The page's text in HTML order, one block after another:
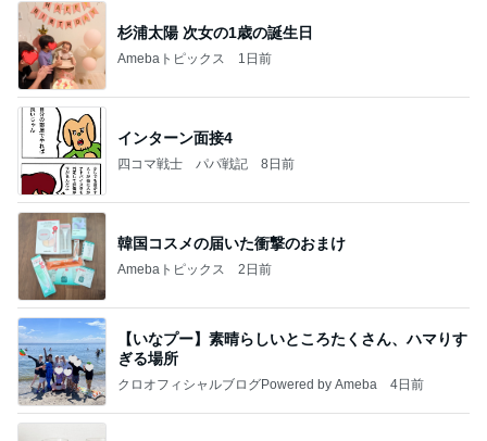
杉浦太陽 次女の1歳の誕生日
Amebaトピックス 1日前
インターン面接4
四コマ戦士 パパ戦記 8日前
韓国コスメの届いた衝撃のおまけ
Amebaトピックス 2日前
【いなプー】素晴らしいところたくさん、ハマりす
ぎる場所
クロオフィシャルブログPowered by Ameba 4日前